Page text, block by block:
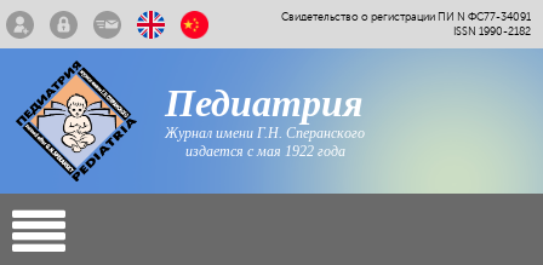
Свидетельство о регистрации ПИ N ФС77-34091
ISSN 1990-2182
Педиатрия
Журнал имени Г.Н. Сперанского
издается с мая 1922 года